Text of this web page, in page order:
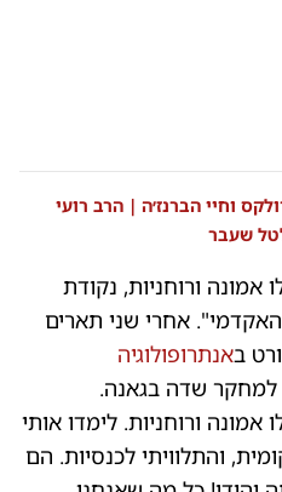
וחיי הברנז׳ה | הרב רועי
שעבר
אמונה ורוחניות, נקודת
אחרי שני תארים
באנתרופולוגיה
למחקר שדה בגאנה.
אמונה ורוחניות. לימדו אותי
והתלוויתי לכנסיות. הם